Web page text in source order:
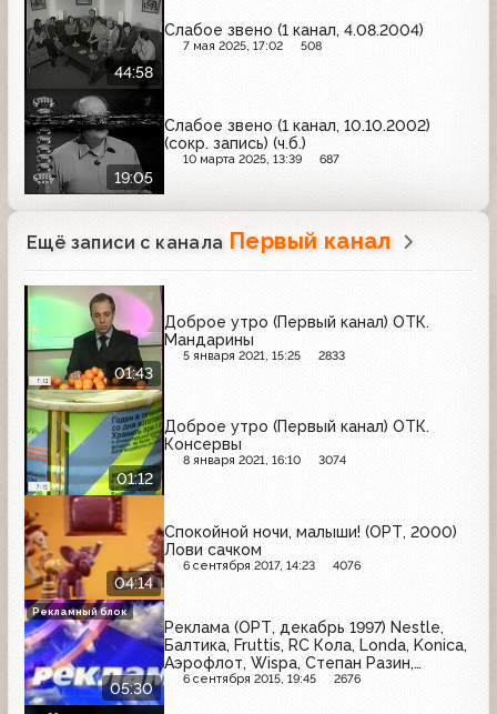
44:58
Слабое звено (1 канал, 4.08.2004)
7 мая 2025, 17:02 508
19:05
Слабое звено (1 канал, 10.10.2002)
(сокр. запись) (ч.б.)
10 марта 2025, 13:39 687
Ещё записи с канала Первый канал
01:43
Доброе утро (Первый канал) ОТК.
Мандарины
5 января 2021, 15:25 2833
01:12
Доброе утро (Первый канал) ОТК.
Консервы
8 января 2021, 16:10 3074
04:14
Спокойной ночи, малыши! (ОРТ, 2000)
Лови сачком
6 сентября 2017, 14:23 4076
05:30
Реклама (ОРТ, декабрь 1997) Nestle,
Балтика, Fruttis, RC Кола, Londa, Konica,
Аэрофлот, Wispa, Степан Разин,
Красный октябрь, Fanta
6 сентября 2015, 19:45 2676
Рекламный блок